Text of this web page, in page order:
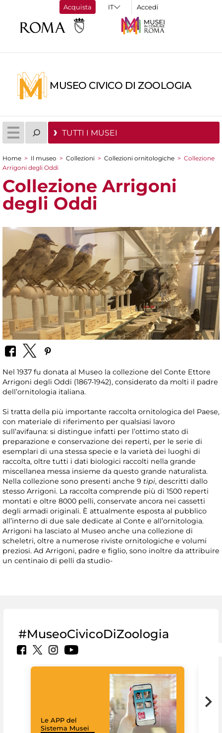
Acquista Accedi
MUSEO CIVICO DI ZOOLOGIA
TUTTI I MUSEI
Tu sei qui
Home > Il museo > Collezioni > Collezioni ornitologiche > Collezione
Arrigoni degli Oddi
Collezione Arrigoni
degli Oddi
Nel 1937 fu donata al Museo la collezione del Conte Ettore
Arrigoni degli Oddi (1867-1942), considerato da molti il padre
dell’ornitologia italiana.
Si tratta della più importante raccolta ornitologica del Paese,
con materiale di riferimento per qualsiasi lavoro
sull’avifauna: si distingue infatti per l’ottimo stato di
preparazione e conservazione dei reperti, per le serie di
esemplari di una stessa specie e la varietà dei luoghi di
raccolta, oltre tutti i dati biologici raccolti nella grande
miscellanea messa insieme da questo grande naturalista.
Nella collezione sono presenti anche 9 tipi, descritti dallo
stesso Arrigoni. La raccolta comprende più di 1500 reperti
montati e oltre 8000 pelli, conservate ancora nei cassetti
degli armadi originali. È attualmente esposta al pubblico
all’interno di due sale dedicate al Conte e all’ornitologia.
Arrigoni ha lasciato al Museo anche una collezione di
scheletri, oltre a numerose riviste ornitologiche e volumi
preziosi. Ad Arrigoni, padre e figlio, sono inoltre da attribuire
un centinaio di pelli da studio-
#MuseoCivicoDiZoologia
Le APP del
Sistema Musei